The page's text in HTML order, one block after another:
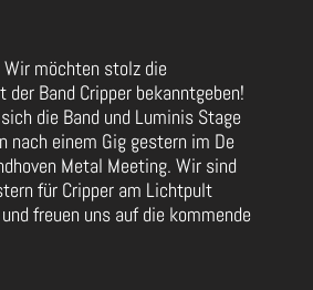
möchten stolz die
Band Cripper bekanntgeben!
die Band und Luminis Stage
nach einem Gig gestern im De
Metal Meeting. Wir sind
für Cripper am Lichtpult
freuen uns auf die kommende